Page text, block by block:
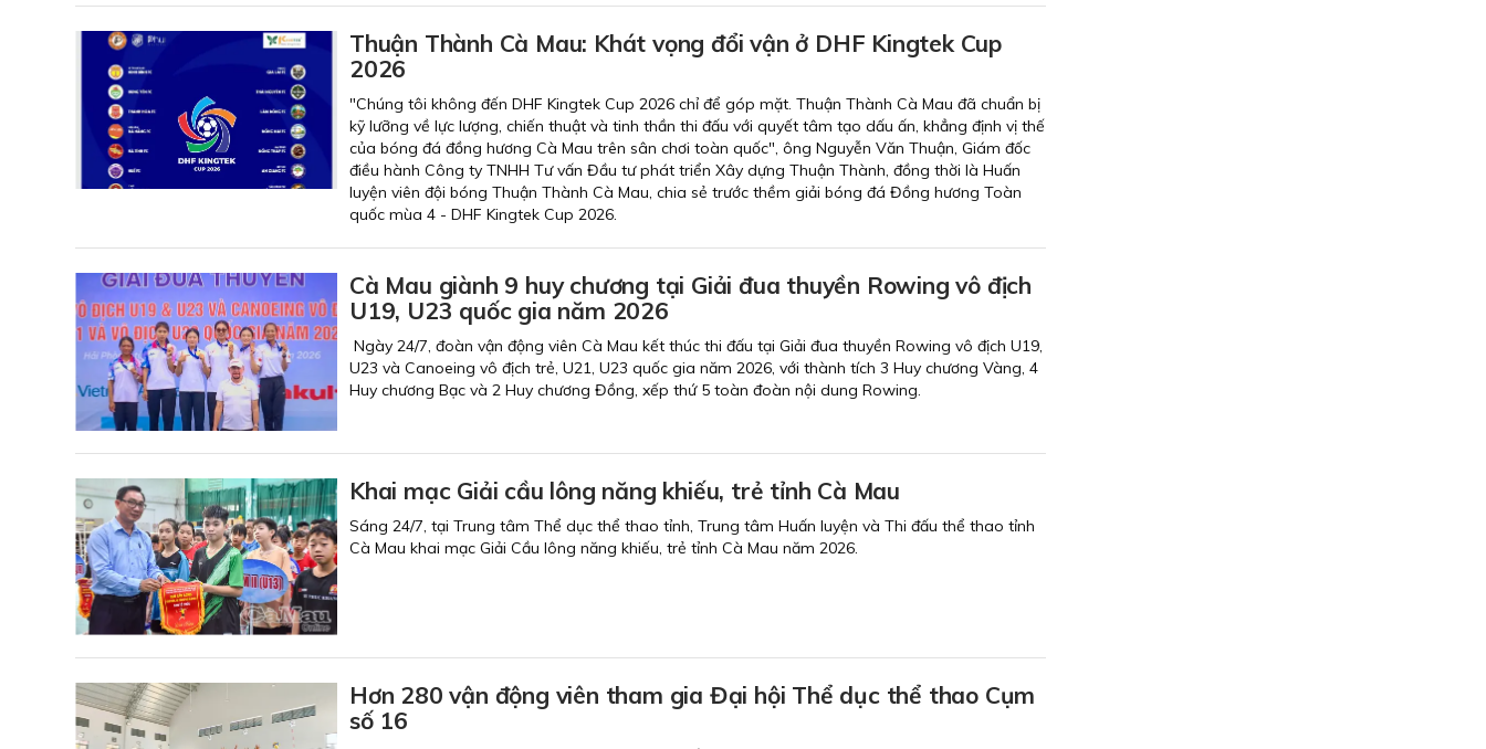
Thuận Thành Cà Mau: Khát vọng đổi vận ở DHF Kingtek Cup
2026
"Chúng tôi không đến DHF Kingtek Cup 2026 chỉ để góp mặt. Thuận Thành Cà Mau đã chuẩn bị
kỹ lưỡng về lực lượng, chiến thuật và tinh thần thi đấu với quyết tâm tạo dấu ấn, khẳng định vị thế
của bóng đá đồng hương Cà Mau trên sân chơi toàn quốc", ông Nguyễn Văn Thuận, Giám đốc
điều hành Công ty TNHH Tư vấn Đầu tư phát triển Xây dựng Thuận Thành, đồng thời là Huấn
luyện viên đội bóng Thuận Thành Cà Mau, chia sẻ trước thềm giải bóng đá Đồng hương Toàn
quốc mùa 4 - DHF Kingtek Cup 2026.
Cà Mau giành 9 huy chương tại Giải đua thuyền Rowing vô địch
U19, U23 quốc gia năm 2026
Ngày 24/7, đoàn vận động viên Cà Mau kết thúc thi đấu tại Giải đua thuyền Rowing vô địch U19,
U23 và Canoeing vô địch trẻ, U21, U23 quốc gia năm 2026, với thành tích 3 Huy chương Vàng, 4
Huy chương Bạc và 2 Huy chương Đồng, xếp thứ 5 toàn đoàn nội dung Rowing.
Khai mạc Giải cầu lông năng khiếu, trẻ tỉnh Cà Mau
Sáng 24/7, tại Trung tâm Thể dục thể thao tỉnh, Trung tâm Huấn luyện và Thi đấu thể thao tỉnh
Cà Mau khai mạc Giải Cầu lông năng khiếu, trẻ tỉnh Cà Mau năm 2026.
Hơn 280 vận động viên tham gia Đại hội Thể dục thể thao Cụm
số 16